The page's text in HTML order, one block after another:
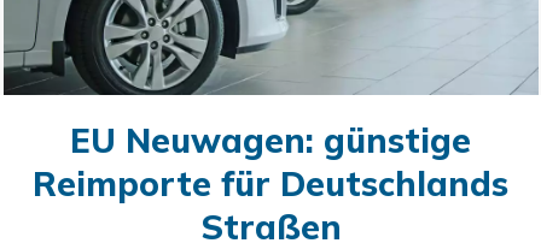
EU Neuwagen: günstige
Reimporte für Deutschlands
Straßen